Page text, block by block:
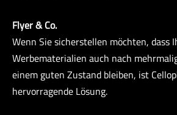
Flyer & Co.
Wenn Sie sicherstellen möchten, dass
Werbematerialien auch nach
einem guten Zustand bleiben, ist
hervorragende Lösung.